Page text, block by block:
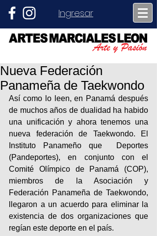
Ingresar
Nueva Federación
Panameña de Taekwondo
Así como lo leen, en Panamá después
de muchos años de dualidad ha habido
una unificación y ahora tenemos una
nueva federación de Taekwondo. El
Instituto Panameño que  Deportes
(Pandeportes), en conjunto con el
Comité Olímpico de Panamá (COP),
miembros de la Asociación y
Federación Panameña de Taekwondo,
llegaron a un acuerdo para eliminar la
existencia de dos organizaciones que
regían este deporte en el país.